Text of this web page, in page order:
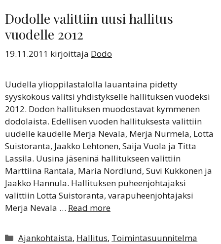
Dodolle valittiin uusi hallitus
vuodelle 2012
19.11.2011 kirjoittaja Dodo
Uudella ylioppilastalolla lauantaina pidetty
syyskokous valitsi yhdistykselle hallituksen vuodeksi
2012. Dodon hallituksen muodostavat kymmenen
dodolaista. Edellisen vuoden hallituksesta valittiin
uudelle kaudelle Merja Nevala, Merja Nurmela, Lotta
Suistoranta, Jaakko Lehtonen, Saija Vuola ja Titta
Lassila. Uusina jäseninä hallitukseen valittiin
Marttiina Rantala, Maria Nordlund, Suvi Kukkonen ja
Jaakko Hannula. Hallituksen puheenjohtajaksi
valittiin Lotta Suistoranta, varapuheenjohtajaksi
Merja Nevala … Read more
Kategoriat
Ajankohtaista, Hallitus, Toimintasuunnitelma